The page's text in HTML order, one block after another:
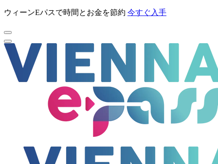
ウィーンEパスで時間とお金を節約 今すぐ入手